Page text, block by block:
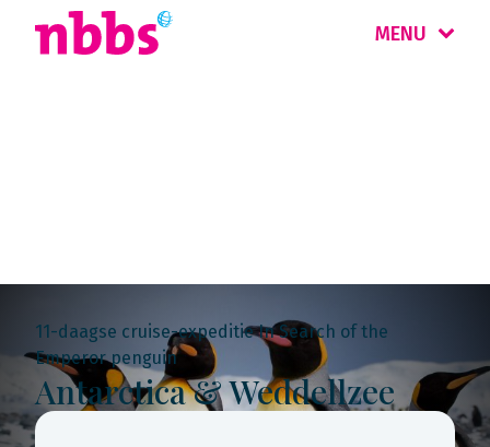
MENU
11-daagse cruise-expeditie In Search of the
Emperor penguin
Antarctica & Weddellzee